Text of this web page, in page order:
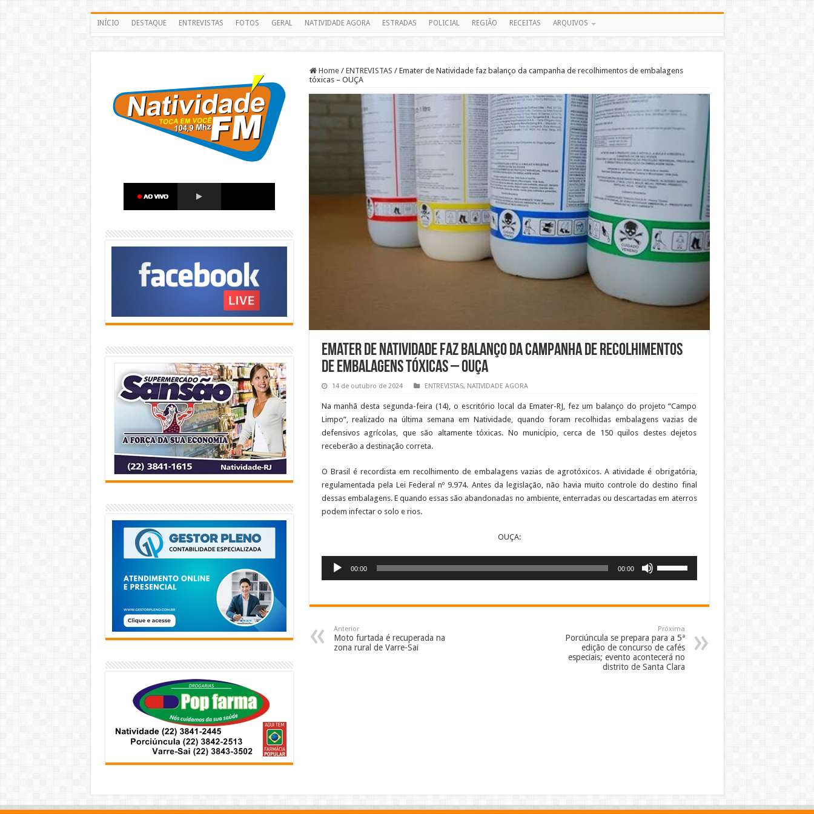
INÍCIO DESTAQUE ENTREVISTAS FOTOS GERAL NATIVIDADE AGORA ESTRADAS POLICIAL REGIÃO RECEITAS ARQUIVOS
Home / ENTREVISTAS / Emater de Natividade faz balanço da campanha de recolhimentos de embalagens
tóxicas – OUÇA
Emater de Natividade faz balanço da campanha de recolhimentos
de embalagens tóxicas – OUÇA
14 de outubro de 2024 ENTREVISTAS, NATIVIDADE AGORA
Na manhã desta segunda-feira (14), o escritório local da Emater-RJ, fez um balanço do projeto “Campo
Limpo”, realizado na última semana em Natividade, quando foram recolhidas embalagens vazias de
defensivos agrícolas, que são altamente tóxicas. No município, cerca de 150 quilos destes dejetos
receberão a destinação correta.
O Brasil é recordista em recolhimento de embalagens vazias de agrotóxicos. A atividade é obrigatória,
regulamentada pela Lei Federal nº 9.974. Antes da legislação, não havia muito controle do destino final
dessas embalagens. E quando essas são abandonadas no ambiente, enterradas ou descartadas em aterros
podem infectar o solo e rios.
OUÇA:
Tocador
00:00 00:00
ou
para
baixo
para
Anterior
Moto furtada é recuperada na
zona rural de Varre-Sai
Próxima
Porciúncula se prepara para a 5ª
edição de concurso de cafés
especiais; evento acontecerá no
distrito de Santa Clara